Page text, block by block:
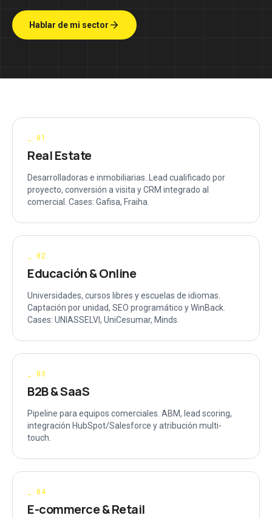
Hablar de mi sector
_01
Real Estate
Desarrolladoras e inmobiliarias. Lead cualificado por
proyecto, conversión a visita y CRM integrado al
comercial. Cases: Gafisa, Fraiha.
_02
Educación & Online
Universidades, cursos libres y escuelas de idiomas.
Captación por unidad, SEO programático y WinBack.
Cases: UNIASSELVI, UniCesumar, Minds.
_03
B2B & SaaS
Pipeline para equipos comerciales. ABM, lead scoring,
integración HubSpot/Salesforce y atribución multi-
touch.
_04
E-commerce & Retail